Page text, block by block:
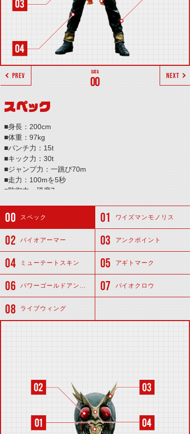
00
PREV NEXT
スペック
■身長：200cm
■体重：97kg
■パンチ力：15t
■キック力：30t
■ジャンプ力：一跳び70m
■走力：100mを5秒
■防御力：硬度7
スペック ワイズマンモノリス
バイオアーマー アンクポイント
ミューテートスキン アギトマーク
パワーゴールドアンクレット バイオクロウ
ライブウィング